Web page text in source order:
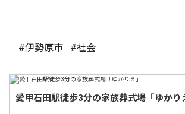
#伊勢原市 #社会
愛甲石田駅徒歩3分の家族葬式場「ゆかり